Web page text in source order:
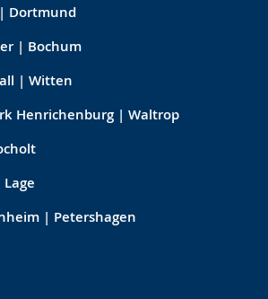
Dortmund
| Bochum
| Witten
Henrichenburg | Waltrop
| Petershagen